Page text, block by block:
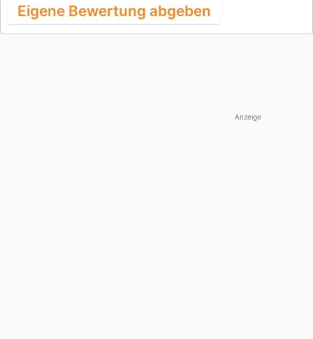
Eigene Bewertung abgeben
Anzeige